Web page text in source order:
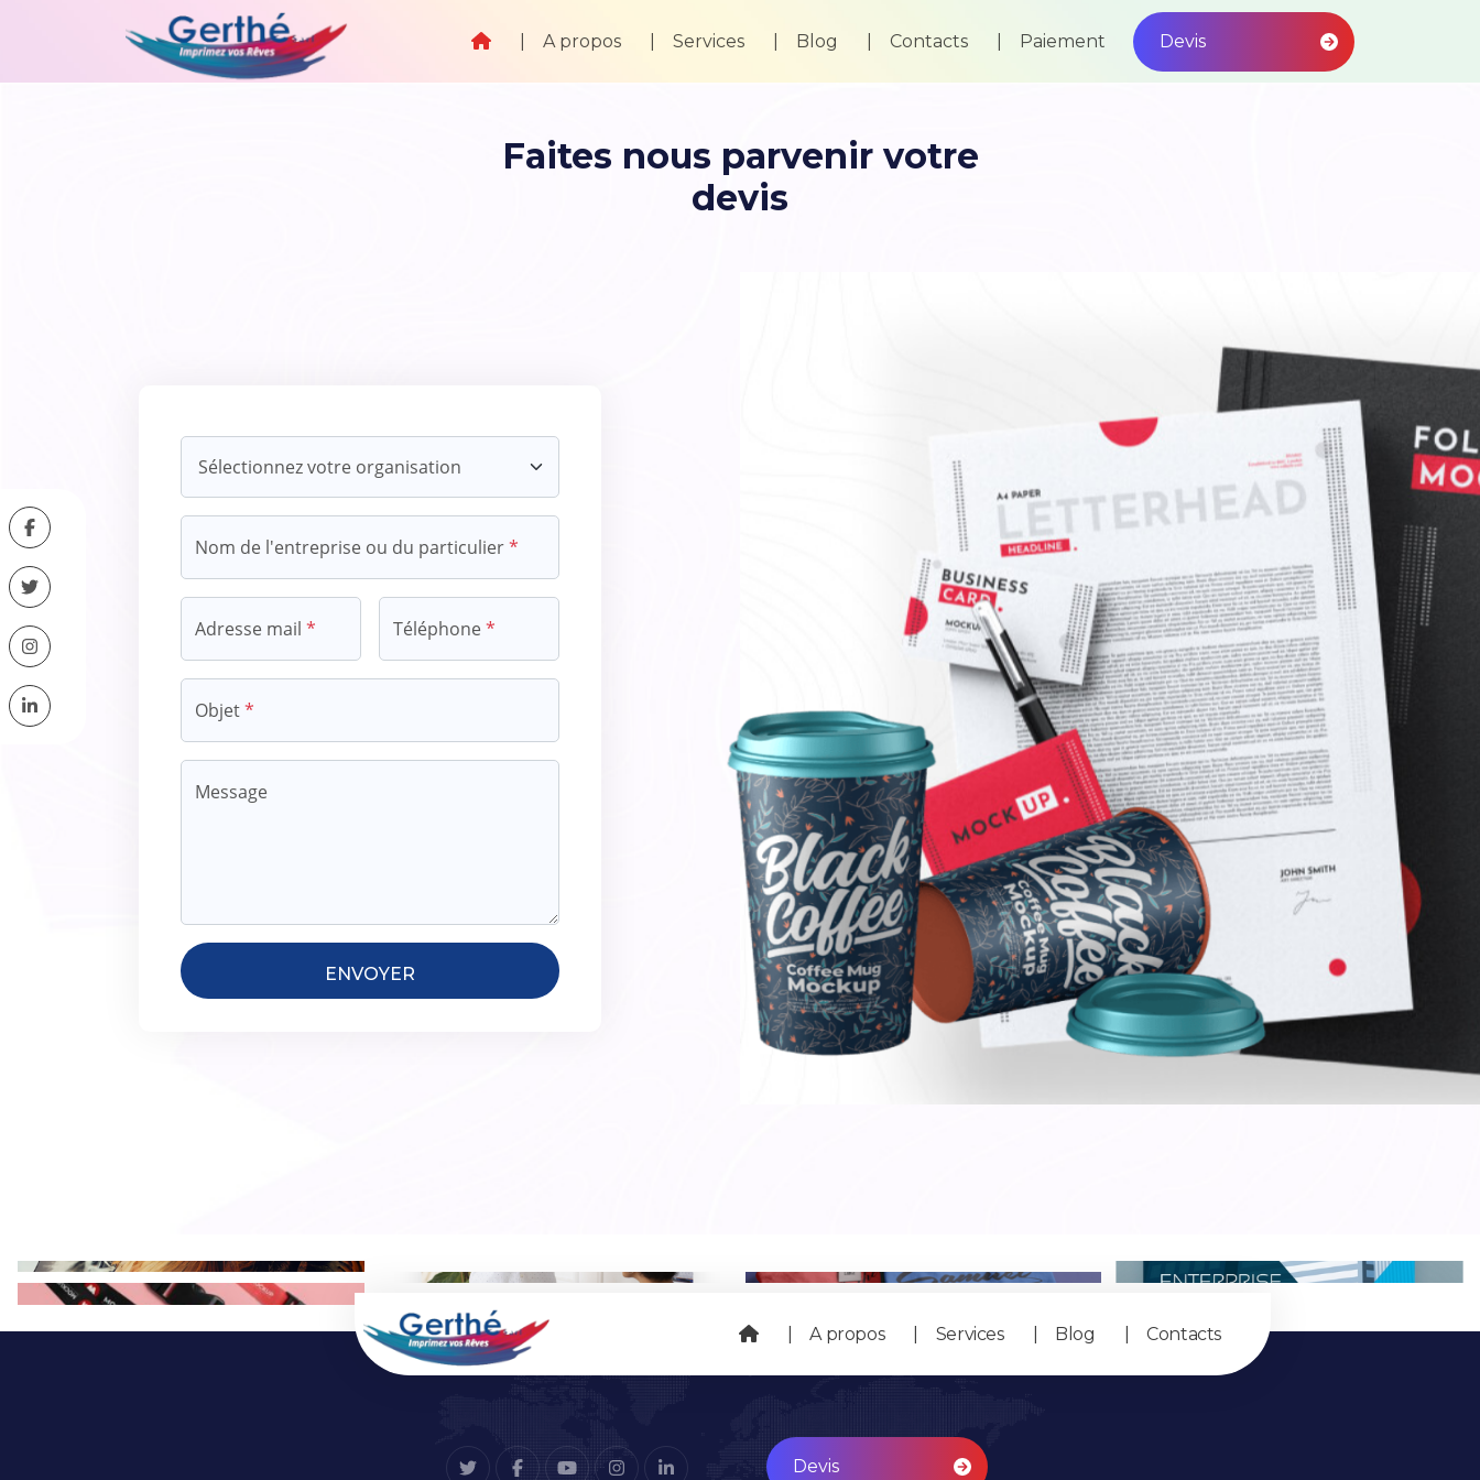
A propos Services Blog Contacts Paiement Devis
Faites nous parvenir votre
devis
Nom de l'entreprise ou du particulier*
Adresse mail * Téléphone*
Objet*
Message
ENVOYER
A propos Services Blog Contacts
Devis